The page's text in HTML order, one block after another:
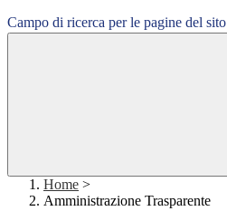
Campo di ricerca per le pagine del sito
Home >
Amministrazione Trasparente